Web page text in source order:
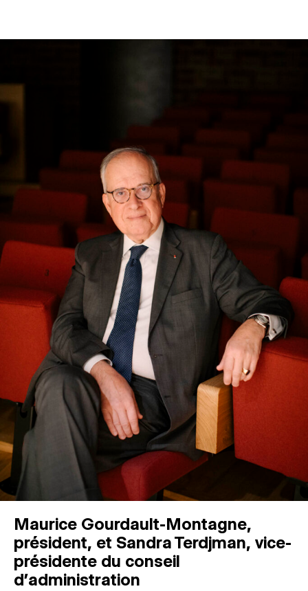
Maurice Gourdault-Montagne,
président, et Sandra Terdjman, vice-
présidente du conseil
d’administration